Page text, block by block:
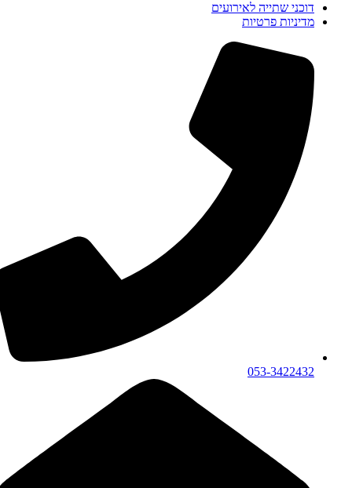
דוכני שתייה לאירועים
מדיניות פרטיות
053-3422432